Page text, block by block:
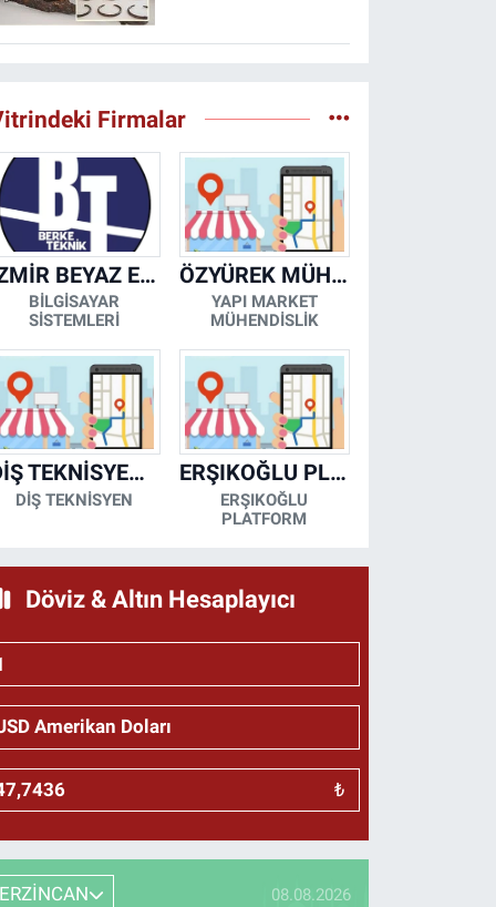
Firmalar
İZMİR BEYAZ EŞYA KLİMA KOMBİ SERVİSİ
BİLGİSAYAR
SİSTEMLERİ
ÖZYÜREK MÜHENDİSLİK
YAPI MARKET
MÜHENDİSLİK
DİŞ TEKNİSYENİ- MESUT KORKMAZ
DİŞ TEKNİSYEN
ERŞIKOĞLU PLATFORM
ERŞIKOĞLU
PLATFORM
Döviz & Altın Hesaplayıcı
₺
ERZİNCAN 08.08.2026